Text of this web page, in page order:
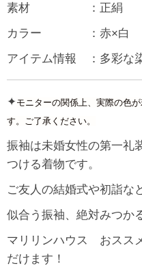
素材 ：正絹
カラー ：赤×白
アイテム情報 ：多彩な
✦モニターの関係上、実際の色
す。ご了承ください。
振袖は未婚女性の第一礼
つける着物です。
ご友人の結婚式や初詣な
似合う振袖、絶対みつか
マリリンハウス おスス
だけます！